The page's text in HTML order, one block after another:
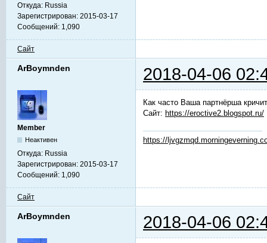
Откуда: Russia
Зарегистрирован: 2015-03-17
Сообщений: 1,090
Сайт
ArBoymnden 2018-04-06
Member
Неактивен
Откуда: Russia
Зарегистрирован: 2015-03-17
Сообщений: 1,090
Как часто Ваша партнёрша
Сайт: https://eroctive2.blogspot.ru/
https://
Сайт
ArBoymnden 2018-04-06